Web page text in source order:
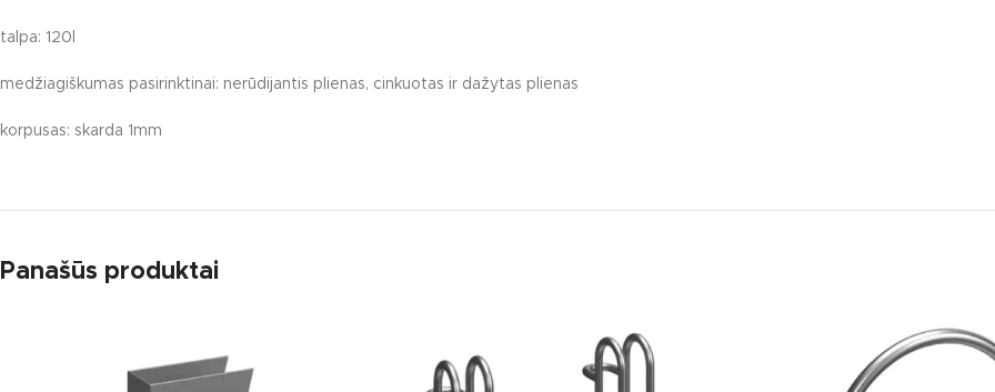
talpa: 120l
medžiagiškumas pasirinktinai: nerūdijantis plienas, cinkuotas ir dažytas plienas
korpusas: skarda 1mm
Panašūs produktai